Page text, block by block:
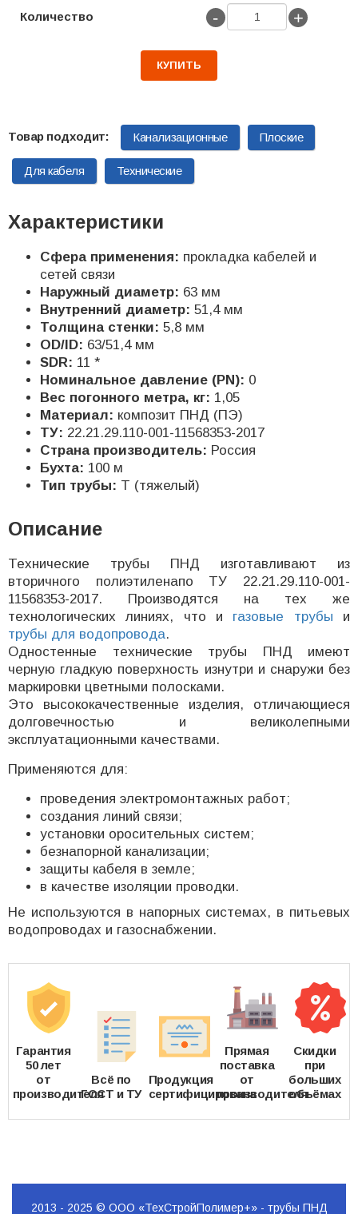
Количество - +
КУПИТЬ
Канализационные Плоские
Для кабеля Технические
Характеристики
Сфера применения: прокладка кабелей и
сетей связи
Наружный диаметр: 63 мм
Внутренний диаметр: 51,4 мм
Толщина стенки: 5,8 мм
OD/ID: 63/51,4 мм
SDR: 11 *
Номинальное давление (PN): 0
Вес погонного метра, кг: 1,05
Материал: композит ПНД (ПЭ)
ТУ: 22.21.29.110-001-11568353-2017
Страна производитель: Россия
Бухта: 100 м
Тип трубы: Т (тяжелый)
Описание
Технические трубы ПНД изготавливают из
вторичного полиэтиленапо ТУ 22.21.29.110-001-
11568353-2017. Производятся на тех же
технологических линиях, что и газовые трубы и
трубы для водопровода.
Одностенные технические трубы ПНД имеют
черную гладкую поверхность изнутри и снаружи без
маркировки цветными полосками.
Это высококачественные изделия, отличающиеся
долговечностью и великолепными
эксплуатационными качествами.
Применяются для:
проведения электромонтажных работ;
создания линий связи;
установки оросительных систем;
безнапорной канализации;
защиты кабеля в земле;
в качестве изоляции проводки.
Не используются в напорных системах, в питьевых
водопроводах и газоснабжении.
Гарантия
50 лет
от
производителя
Всё по
ГОСТ и ТУ
Продукция
сертифицирована
Прямая
поставка
от
производителя
Скидки
при
больших
объёмах
2013 - 2025 © ООО «ТехСтройПолимер+» - трубы ПНД